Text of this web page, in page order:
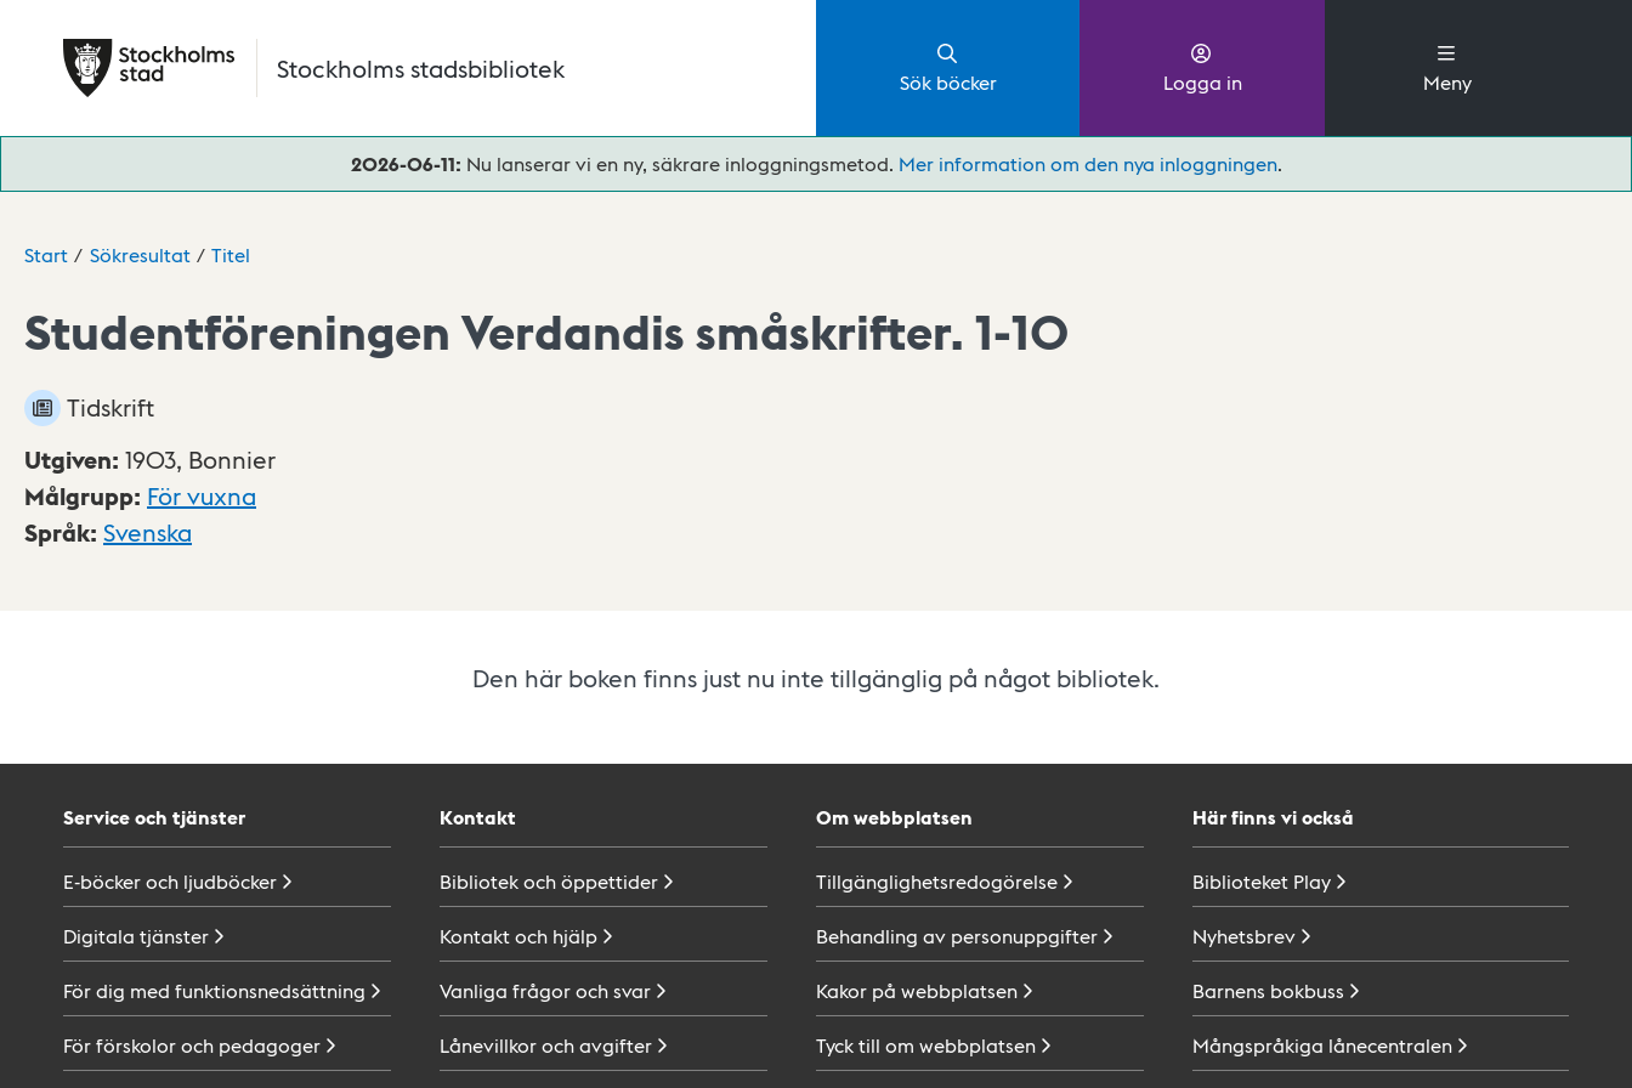
Stockholms stadsbibliotek Sök böcker Logga in Meny
2026-06-11: Nu lanserar vi en ny, säkrare inloggningsmetod. Mer information om den nya inloggningen.
Start Sökresultat Titel
Studentföreningen Verdandis småskrifter. 1-10
Tidskrift
Utgiven: 1903, Bonnier
Målgrupp: För vuxna
Språk: Svenska
Den här boken finns just nu inte tillgänglig på något bibliotek.
Service och tjänster
E-böcker och ljudböcker
Digitala tjänster
För dig med funktionsnedsättning
För förskolor och pedagoger
Kontakt
Bibliotek ochöppettider
Kontakt och hjälp
Vanliga frågor ochsvar
Lånevillkor ochavgifter
Om webbplatsen
Tillgänglighetsredogörelse
Behandling av personuppgifter
Kakor på webbplatsen
Tyck till om webbplatsen
Här finns vi också
Biblioteket Play
Nyhetsbrev
Barnens bokbuss
Mångspråkiga lånecentralen